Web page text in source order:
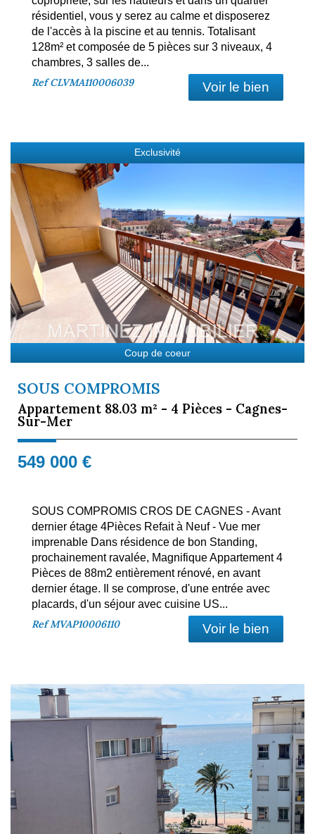
résidentiel, vous y serez au calme et disposerez
de l'accès à la piscine et au tennis. Totalisant
128m² et composée de 5 pièces sur 3 niveaux, 4
chambres, 3 salles de...
RefCLVMA110006039 Voir le bien
Exclusivité
Coup de coeur
SOUS COMPROMIS
Appartement 88.03 m² - 4 Pièces - Cagnes-
Sur-Mer
549 000 €
SOUS COMPROMIS CROS DE CAGNES - Avant
dernier étage 4Pièces Refait à Neuf - Vue mer
imprenable Dans résidence de bon Standing,
prochainement ravalée, Magnifique Appartement 4
Pièces de 88m2 entièrement rénové, en avant
dernier étage. Il se comprose, d'une entrée avec
placards, d'un séjour avec cuisine US...
RefMVAP10006110 Voir le bien